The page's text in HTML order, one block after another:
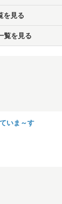
を見る
覧を見る
いま～す